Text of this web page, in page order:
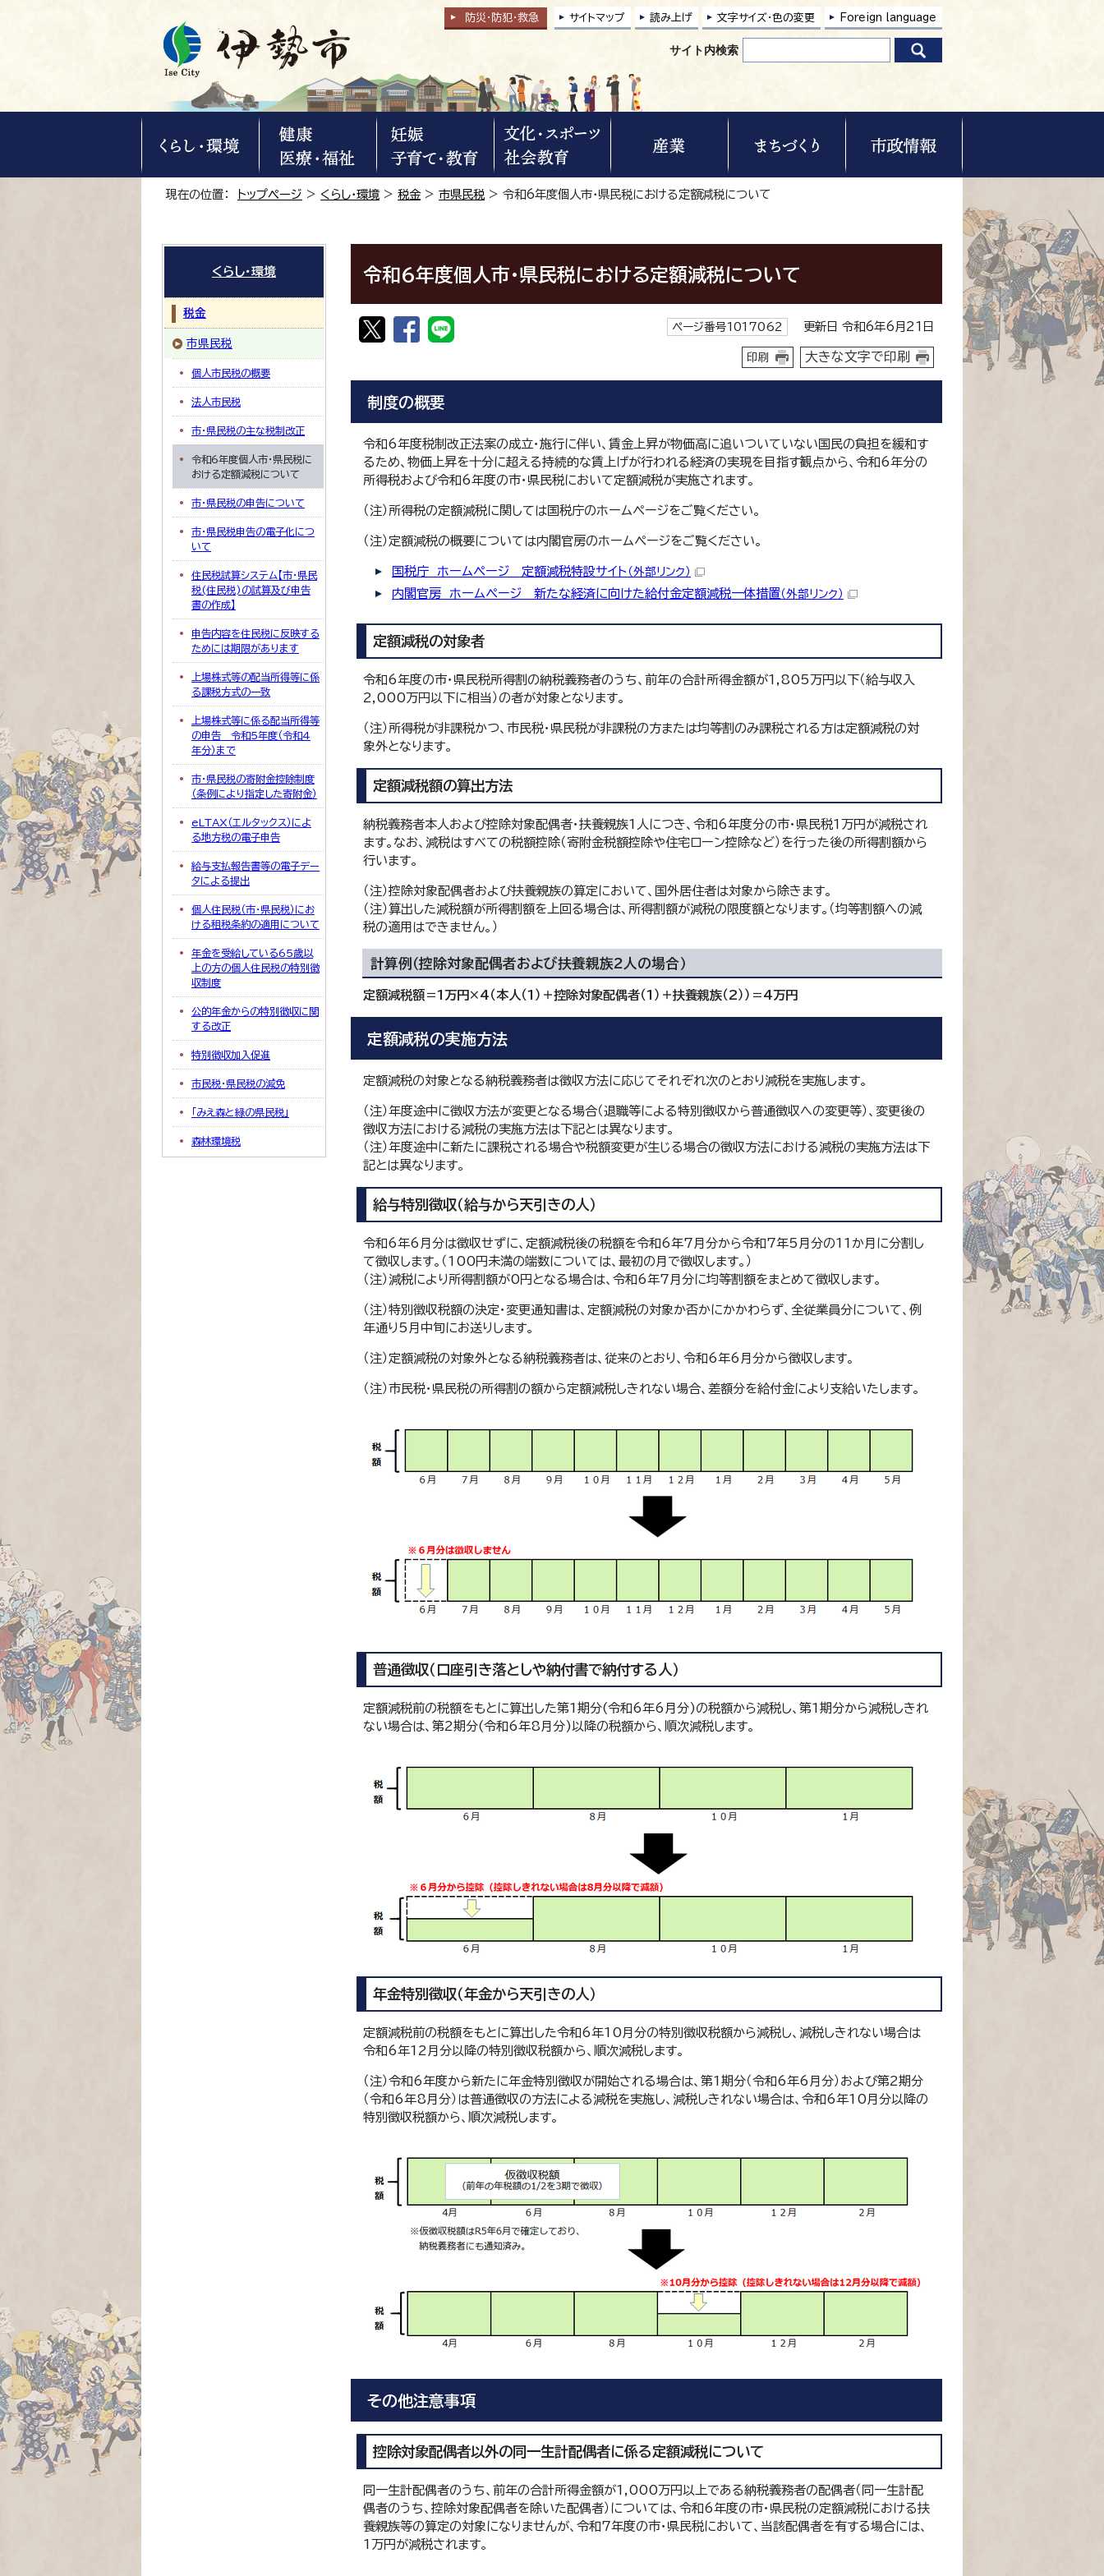
防災・防犯・救急 サイトマップ 読み上げ 文字サイズ・色の変更 Foreign language
サイト内検索
現在の位置： トップページ > くらし・環境 > 税金> 市県民税 > 令和6年度個人市・県民税における定額減税について
令和6年度個人市・県民税における定額減税について
ページ番号1017062 更新日 令和6年6月21日
印刷 大きな文字で印刷
制度の概要
令和6年度税制改正法案の成立・施行に伴い、賃金上昇が物価高に追いついていない国民の負担を緩和す
るため、物価上昇を十分に超える持続的な賃上げが行われる経済の実現を目指す観点から、令和6年分の
所得税および令和6年度の市・県民税において定額減税が実施されます。
（注）所得税の定額減税に関しては国税庁のホームページをご覧ください。
（注）定額減税の概要については内閣官房のホームページをご覧ください。
国税庁 ホームページ 定額減税特設サイト （外部リンク）
内閣官房 ホームページ 新たな経済に向けた給付金定額減税一体措置（外部リンク）
定額減税の対象者
令和6年度の市・県民税所得割の納税義務者のうち、前年の合計所得金額が1,805万円以下（給与収入
2,000万円以下に相当）の者が対象となります。
（注）所得税が非課税かつ、市民税・県民税が非課税の方または均等割のみ課税される方は定額減税の対
象外となります。
定額減税額の算出方法
納税義務者本人および控除対象配偶者・扶養親族1人につき、令和6年度分の市・県民税1万円が減税され
ます。なお、減税はすべての税額控除（寄附金税額控除や住宅ローン控除など）を行った後の所得割額から
行います。
（注）控除対象配偶者および扶養親族の算定において、国外居住者は対象から除きます。
（注）算出した減税額が所得割額を上回る場合は、所得割額が減税の限度額となります。（均等割額への減
税の適用はできません。）
計算例（控除対象配偶者および扶養親族2人の場合）
定額減税額＝1万円×4（本人（1）＋控除対象配偶者（1）＋扶養親族（2））＝4万円
定額減税の実施方法
定額減税の対象となる納税義務者は徴収方法に応じてそれぞれ次のとおり減税を実施します。
（注）年度途中に徴収方法が変更となる場合（退職等による特別徴収から普通徴収への変更等）、変更後の
徴収方法における減税の実施方法は下記とは異なります。
（注）年度途中に新たに課税される場合や税額変更が生じる場合の徴収方法における減税の実施方法は下
記とは異なります。
給与特別徴収（給与から天引きの人）
令和6年6月分は徴収せずに、定額減税後の税額を令和6年7月分から令和7年5月分の11か月に分割し
て徴収します。（100円未満の端数については、最初の月で徴収します。）
（注）減税により所得割額が0円となる場合は、令和6年7月分に均等割額をまとめて徴収します。
（注）特別徴収税額の決定・変更通知書は、定額減税の対象か否かにかかわらず、全従業員分について、例
年通り5月中旬にお送りします。
（注）定額減税の対象外となる納税義務者は、従来のとおり、令和6年6月分から徴収します。
（注）市民税・県民税の所得割の額から定額減税しきれない場合、差額分を給付金により支給いたします。
普通徴収（口座引き落としや納付書で納付する人）
定額減税前の税額をもとに算出した第1期分(令和6年6月分)の税額から減税し、第1期分から減税しきれ
ない場合は、第2期分(令和6年8月分)以降の税額から、順次減税します。
年金特別徴収（年金から天引きの人）
定額減税前の税額をもとに算出した令和6年10月分の特別徴収税額から減税し、減税しきれない場合は
令和6年12月分以降の特別徴収税額から、順次減税します。
（注）令和6年度から新たに年金特別徴収が開始される場合は、第1期分（令和6年6月分）および第2期分
（令和6年8月分）は普通徴収の方法による減税を実施し、減税しきれない場合は、令和6年10月分以降の
特別徴収税額から、順次減税します。
その他注意事項
控除対象配偶者以外の同一生計配偶者に係る定額減税について
同一生計配偶者のうち、前年の合計所得金額が1,000万円以上である納税義務者の配偶者（同一生計配
偶者のうち、控除対象配偶者を除いた配偶者）については、令和6年度の市・県民税の定額減税における扶
養親族等の算定の対象になりませんが、令和7年度の市・県民税において、当該配偶者を有する場合には、
1万円が減税されます。
くらし・環境
税金
市県民税
個人市民税の概要
法人市民税
市・県民税の主な税制改正
令和6年度個人市・県民税に
おける定額減税について
市・県民税の申告について
市・県民税申告の電子化につ
いて
住民税試算システム【市・県民
税(住民税)の試算及び申告
書の作成】
申告内容を住民税に反映する
ためには期限があります
上場株式等の配当所得等に係
る課税方式の一致
上場株式等に係る配当所得等
の申告 令和5年度（令和4
年分）まで
市・県民税の寄附金控除制度
（条例により指定した寄附金）
eLTAX（エルタックス）によ
る地方税の電子申告
給与支払報告書等の電子デー
タによる提出
個人住民税（市・県民税）にお
ける租税条約の適用について
年金を受給している65歳以
上の方の個人住民税の特別徴
収制度
公的年金からの特別徴収に関
する改正
特別徴収加入促進
市民税・県民税の減免
「みえ森と緑の県民税」
森林環境税